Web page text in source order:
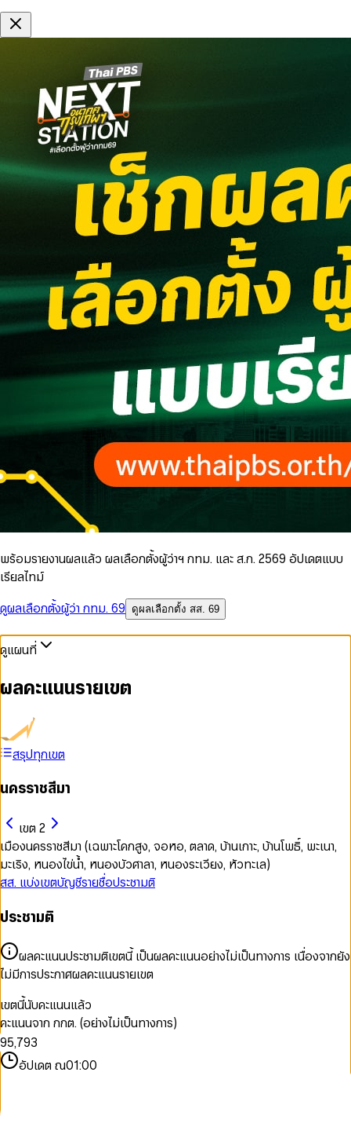
พร้อมรายงานผลแล้ว ผลเลือกตั้งผู้ว่าฯ กทม. และ ส.ก. 2569 อัปเดตแบบ
เรียลไทม์
ดูผลเลือกตั้งผู้ว่า กทม. 69
ดูผลเลือกตั้ง สส. 69
ดูแผนที่
ผลคะแนนรายเขต
สรุปทุกเขต
นครราชสีมา
เขต 2
เมืองนครราชสีมา (เฉพาะโคกสูง, จอหอ, ตลาด, บ้านเกาะ, บ้านโพธิ์, พะเนา,
มะเริง, หนองไข่น้ำ, หนองบัวศาลา, หนองระเวียง, หัวทะเล)
สส. แบ่งเขตบัญชีรายชื่อประชามติ
ประชามติ
ผลคะแนนประชามติเขตนี้ เป็นผลคะแนนอย่างไม่เป็นทางการ เนื่องจากยัง
ไม่มีการประกาศผลคะแนนรายเขต
เขตนี้นับคะแนนแล้ว
คะแนนจาก กกต. (อย่างไม่เป็นทางการ)
0
1
2
3
4
5
6
7
8
9
0
1
2
3
4
5
6
7
,
0
1
2
3
4
5
6
7
8
9
0
1
3
4
5
6
7
8
9
0
1
2
3
4
5
อัปเดต ณ01:00